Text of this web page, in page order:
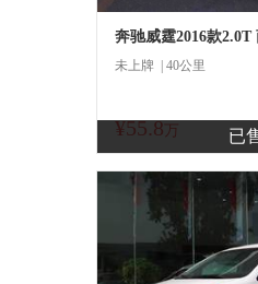
已
奔驰威霆2016款2.0T
未上牌 | 40公里
¥55.8 万 商